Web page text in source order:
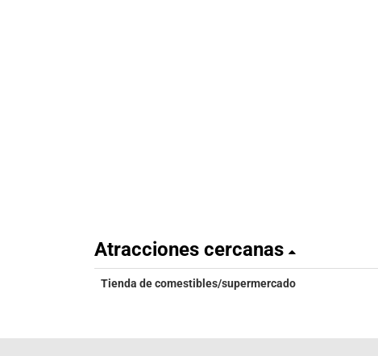
Atracciones cercanas
Tienda de comestibles/supermercado